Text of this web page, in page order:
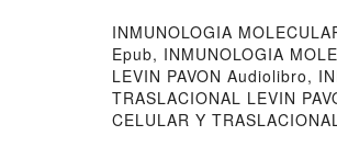
INMUNOLOGIA
Epub, INMUNOLOGIA
LEVIN PAVON Audiolibro,
TRASLACIONAL LEVIN
CELULAR Y